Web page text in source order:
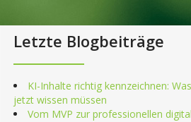
Letzte Blogbeiträge
KI-Inhalte richtig kennzeichnen:
jetzt wissen müssen
Vom MVP zur professionellen